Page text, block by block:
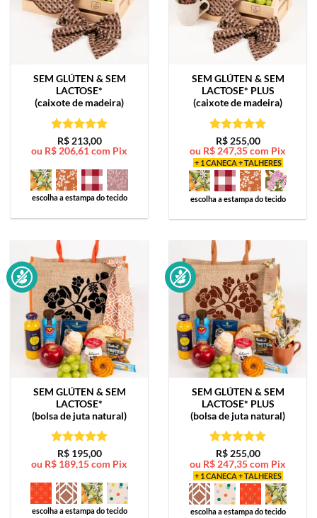
SEM GLÚTEN & SEM
LACTOSE*
(caixote de madeira)
Avaliação5
de 5
R$213,00
ou R$ 206,61 com Pix
escolha a estampa do tecido
SEM GLÚTEN & SEM
LACTOSE* PLUS
(caixote de madeira)
Avaliação5
de 5
R$255,00
ou R$ 247,35com Pix
+ 1 CANECA + TALHERES
escolha a estampa do tecido
SEM GLÚTEN & SEM
LACTOSE*
(bolsa de juta natural)
Avaliação5
de 5
R$195,00
ou R$ 189,15com Pix
escolha a estampa do tecido
SEM GLÚTEN & SEM
LACTOSE* PLUS
(bolsa de juta natural)
Avaliação5
de 5
R$255,00
ou R$ 247,35com Pix
+ 1 CANECA + TALHERES
escolha a estampa do tecido